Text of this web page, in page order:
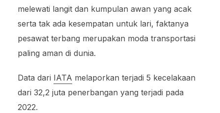
melewati langit dan kumpulan awan yang acak
serta tak ada kesempatan untuk lari, faktanya
pesawat terbang merupakan moda transportasi
paling aman di dunia.
Data dari IATA melaporkan terjadi 5 kecelakaan
dari 32,2 juta penerbangan yang terjadi pada
2022.